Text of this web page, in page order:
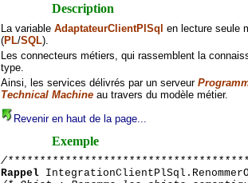
Description
La variable AdaptateurClientPlSql en lecture seule
(PL/SQL).
Les connecteurs métiers, qui rassemblent la
type.
Ainsi, les services délivrés par un serveur
Technical Machineau travers du modèle métier.
Revenir en haut de la page...
Exemple
/
Rappel